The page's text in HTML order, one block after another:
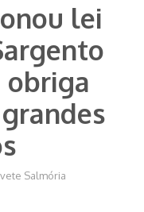
lei
obriga
Salmória